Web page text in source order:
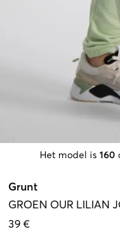
Het model is 160
Grunt
GROEN OUR LILIAN
39 €